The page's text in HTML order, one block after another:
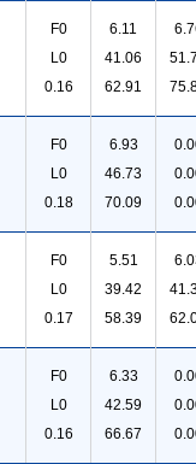
F0
L0
0.16
6.11
41.06
62.91
F0
L0
0.18
6.93
46.73
70.09
F0
L0
0.17
5.51
39.42
58.39
F0
L0
0.16
6.33
42.59
66.67